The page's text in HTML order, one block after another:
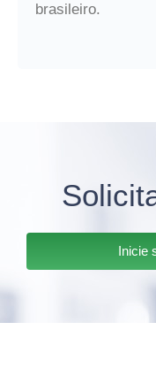
brasileiro.
Inicie